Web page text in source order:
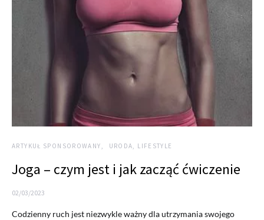
ARTYKUŁ SPONSOROWANY URODA, LIFESTYLE
Joga – czym jest i jak zacząć ćwiczenie
02/03/2023
Codzienny ruch jest niezwykle ważny dla utrzymania swojego